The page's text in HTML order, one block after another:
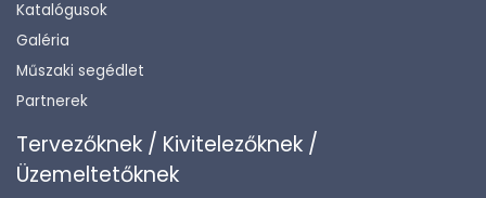
Katalógusok
Galéria
Műszaki segédlet
Partnerek
Tervezőknek / Kivitelezőknek /
Üzemeltetőknek